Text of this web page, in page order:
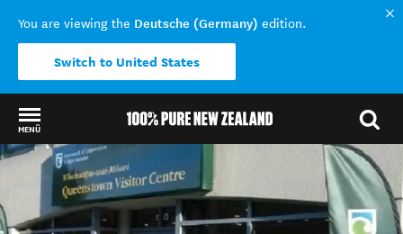
You are viewing the Deutsche (Germany) edition.
Switch to United States
MENÜ
Back to my results